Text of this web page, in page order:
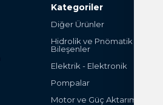
Kategoriler
Diğer Ürünler
Hidrolik ve Pnömatik
Bileşenler
Elektrik - Elektronik
Pompalar
Motor ve Güç Aktarım Grubu